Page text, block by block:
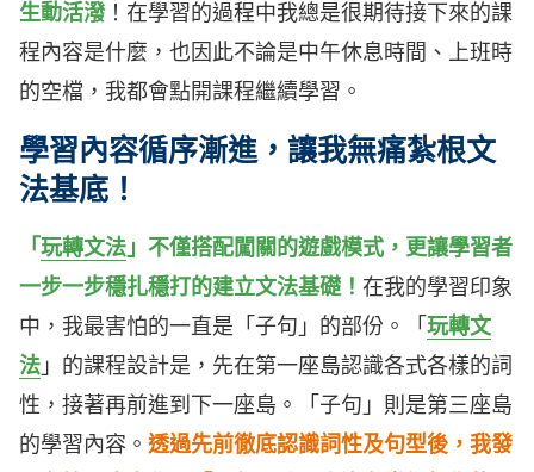
生動活潑！在學習的過程中我總是很期待接下來的課
程內容是什麼，也因此不論是中午休息時間、上班時
的空檔，我都會點開課程繼續學習。
學習內容循序漸進，讓我無痛紮根文
法基底！
「 玩轉文法 」不僅搭配闖關的遊戲模式，更讓學習者
一步一步穩扎穩打的建立文法基礎！ 在我的學習印象
中，我最害怕的一直是「子句」的部份。「 玩轉文
法 」的課程設計是，先在第一座島認識各式各樣的詞
性，接著再前進到下一座島。「子句」則是第三座島
的學習內容。 透過先前徹底認識詞性及句型後，我發